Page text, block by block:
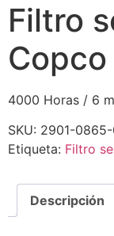
Filtro
4000 Horas / 6
SKU: 2901-0865-
Etiqueta: Filtro
Descripción